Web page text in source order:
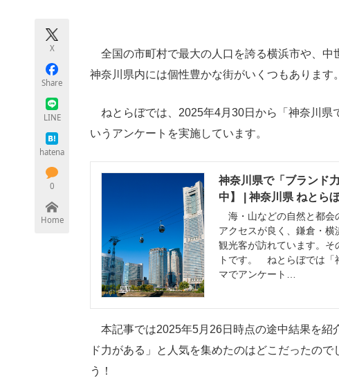
ちょっと気になるネットの話題
X
Share
LINE
hatena
0
Home
全国の市町村で最大の人口を誇る横浜市や、中
神奈川県内には個性豊かな街がいくつもあります。
ねとらぼでは、2025年4月30日から「神奈川県
いうアンケートを実施しています。
神奈川県で「ブランド
中】 | 神奈川県 ねとら
海・山などの自然と都会
アクセスが良く、鎌倉・
観光客が訪れています。
トです。 ねとらぼでは「
マでアンケート…
本記事では2025年5月26日時点の途中結果を紹
ド力がある」と人気を集めたのはどこだったの
う！